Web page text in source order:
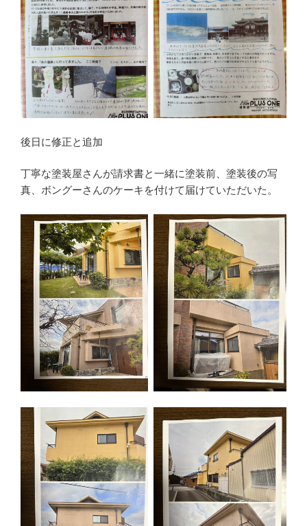
後日に修正と追加
丁寧な塗装屋さんが請求書と一緒に塗装前、塗装後の写
真、ボングーさんのケーキを付けて届けていただいた。